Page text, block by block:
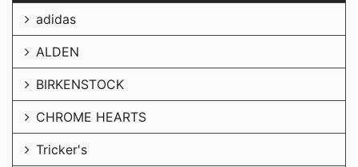
adidas
ALDEN
BIRKENSTOCK
CHROME HEARTS
Tricker's